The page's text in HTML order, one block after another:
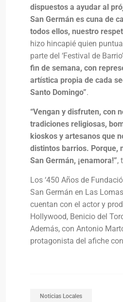
dispuestos a ayudar al
San Germán es cuna de
todos ellos, nuestro
hizo hincapié quien
parte del ‘Festival de
fin de semana, con
artística propia de cada
Santo Domingo”.
“Vengan y disfruten, con
tradiciones religiosas,
kioskos y artesanos que
distintos barrios. Porque,
San Germán, ¡enamora!”,
Los ‘450 Años de
San Germán en Las
cuentan con el actor y
Hollywood, Benicio del
Además, con Antonio
protagonista del afiche
Noticias Locales